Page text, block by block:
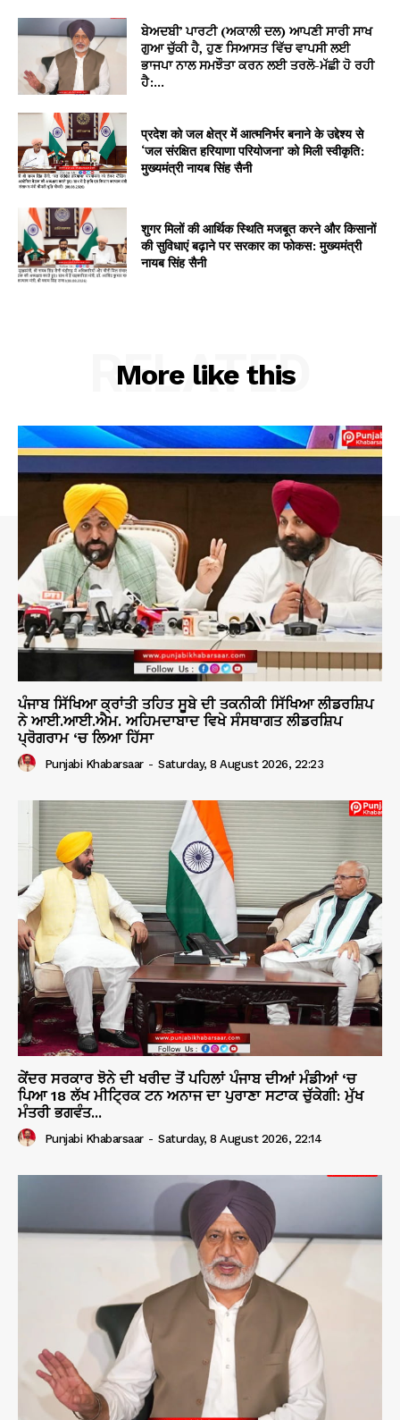
ਬੇਅਦਬੀ’ ਪਾਰਟੀ (ਅਕਾਲੀ ਦਲ) ਆਪਣੀ ਸਾਰੀ ਸਾਖ
ਗੁਆ ਚੁੱਕੀ ਹੈ, ਹੁਣ ਸਿਆਸਤ ਵਿੱਚ ਵਾਪਸੀ ਲਈ
ਭਾਜਪਾ ਨਾਲ ਸਮਝੌਤਾ ਕਰਨ ਲਈ ਤਰਲੋ-ਮੱਛੀ ਹੋ ਰਹੀ
ਹੈ:...
प्रदेश को जल क्षेत्र में आत्मनिर्भर बनाने के उद्देश्य से
‘जल संरक्षित हरियाणा परियोजना’ को मिली स्वीकृति:
मुख्यमंत्री नायब सिंह सैनी
शुगर मिलों की आर्थिक स्थिति मजबूत करने और किसानों
की सुविधाएं बढ़ाने पर सरकार का फोकस: मुख्यमंत्री
नायब सिंह सैनी
More like this
RELATED
ਪੰਜਾਬ ਸਿੱਖਿਆ ਕ੍ਰਾਂਤੀ ਤਹਿਤ ਸੂਬੇ ਦੀ ਤਕਨੀਕੀ ਸਿੱਖਿਆ ਲੀਡਰਸ਼ਿਪ
ਨੇ ਆਈ.ਆਈ.ਐਮ. ਅਹਿਮਦਾਬਾਦ ਵਿਖੇ ਸੰਸਥਾਗਤ ਲੀਡਰਸ਼ਿਪ
ਪ੍ਰੋਗਰਾਮ ‘ਚ ਲਿਆ ਹਿੱਸਾ
Punjabi Khabarsaar - Saturday, 8 August 2026, 22:23
ਕੇਂਦਰ ਸਰਕਾਰ ਝੋਨੇ ਦੀ ਖਰੀਦ ਤੋਂ ਪਹਿਲਾਂ ਪੰਜਾਬ ਦੀਆਂ ਮੰਡੀਆਂ ‘ਚ
ਪਿਆ 18 ਲੱਖ ਮੀਟ੍ਰਿਕ ਟਨ ਅਨਾਜ ਦਾ ਪੁਰਾਣਾ ਸਟਾਕ ਚੁੱਕੇਗੀ: ਮੁੱਖ
ਮੰਤਰੀ ਭਗਵੰਤ...
Punjabi Khabarsaar - Saturday, 8 August 2026, 22:14